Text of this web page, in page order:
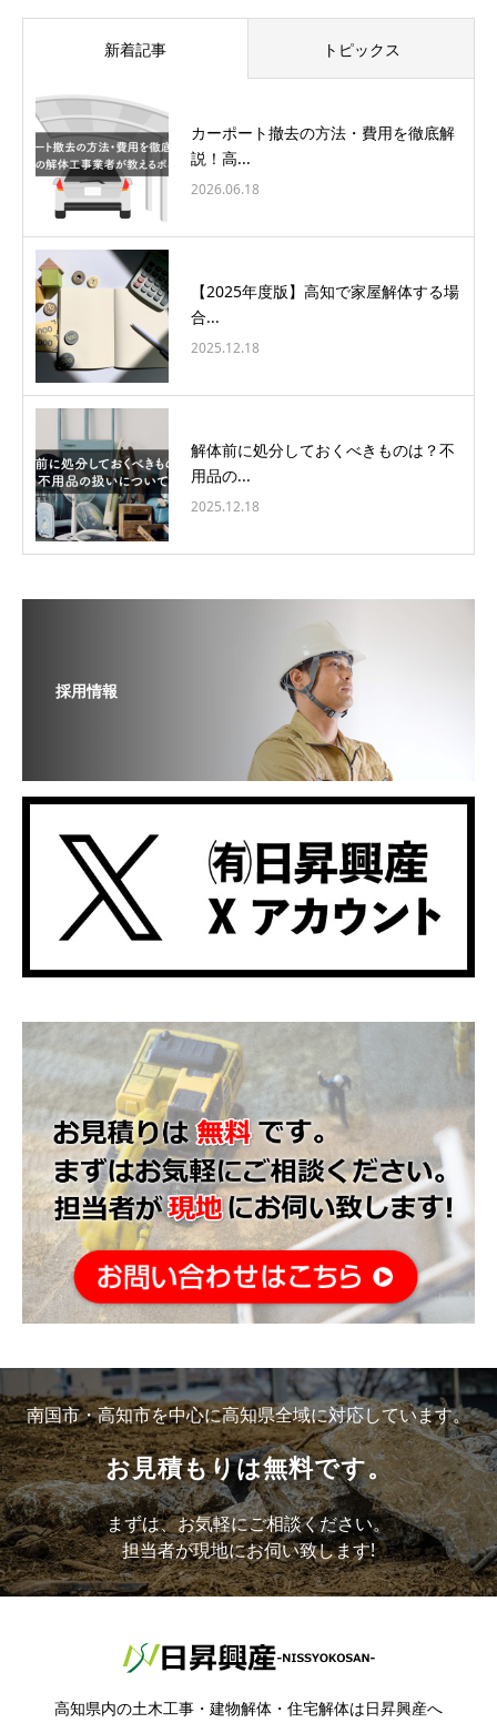
新着記事 トピックス
カーポート撤去の方法・費用を徹底解
説！高...
2026.06.18
【2025年度版】高知で家屋解体する場
合...
2025.12.18
解体前に処分しておくべきものは？不
用品の...
2025.12.18
採用情報
南国市・高知市を中心に高知県全域に対応しています。
お見積もりは無料です。
まずは、お気軽にご相談ください。
担当者が現地にお伺い致します!
高知県内の土木工事・建物解体・住宅解体は日昇興産へ